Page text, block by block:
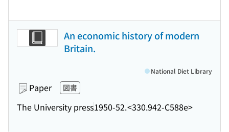
An economic history of modern
Britain.
Paper 図書
The University press1950-52.<330.942-C588e>
National Diet Library